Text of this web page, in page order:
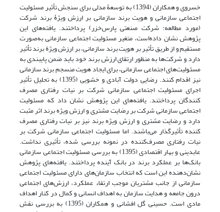
خسروی و همکاران (1394) به توسعۀ مدلی برای سنجش تأثیر مسئولیت
اجتماعی سازمانی و هویت برند سازمانی بر ارزش ویژۀ برند شرکت
(مورد مطالعه: شرکت صنعتی پارس‌خزر) پرداختند. یافته‌های این
پژوهش نشان داده‌است، متغیر مسئولیت اجتماعی سازمانی به‌صورت
مستقیم و از طریق تأثیر بر هویت برند سازمانی، بر ارزش ویژة برند تأثیر
دارد و شرکت‌ها به ‌منظور ارتقای ارزش برند خود ‌باید ضمن پایبندی به
مسئولیت‌های اجتماعی سازمانی، برای ایجاد هویت منسجم برند سازمانی
نیز اقدام کنند. رضایی دولت آبادی و خشویی (1395) به تحلیل تأثیر
اجرای مسئولیت اجتماعی سازمانی شرکت بر نیات رفتاری مصرف
کنندگان پرداختند. یافته‌های این پژوهش نشان داد که مسئولیت
اجتماعی سازمانی شرکت بر رضایت مشتری و ارزش ویژه برند اثر مثبت
دارد و رضایت مشتری و ارزش ویژه برند نیز بر نیات رفتاری مصرف
کننده تأثیرگذار می‌باشند. اما مسئولیت اجتماعی سازمانی شرکت بر
نیات رفتاری مصرف‌کننده در نمونه بررسی شده، تأثیری نداشت.
عابدینی و بهار اقتصادی (1395) به بررسی مسئولیت اجتماعی سازمانی
بانک‌ها بر عملکرد برند در بانک آینده پرداختند. یافته‌های پژوهش
نشان‌دهنده این است که انتخاب سازمان‌های دارای مسئولیت اجتماعی
سازمانی از جانب مشتریان موجب ارتقاء عملکرد، ارزش‌های اجتماعی
درون جامعه و هدایت سازمان به اهداف انسانی و کمال در کنار اهداف
مادی است. حسینی گل افشانی و همکاران (1395) به بررسی نقش